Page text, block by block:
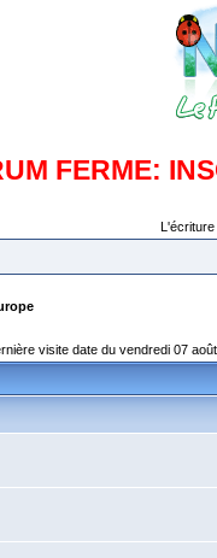
FERME:
visite date du vendredi 07